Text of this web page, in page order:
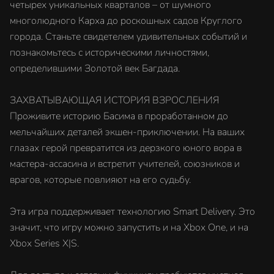
четырех уникальных кварталов – от шумного
многолюдного Карха до роскошных садов Круглого
города. Станьте свидетелем удивительных событий и
познакомьтесь с историческими личностями,
определившими Золотой век Багдада.
ЗАХВАТЫВАЮЩАЯ ИСТОРИЯ ВЗРОСЛЕНИЯ
Проживите историю Басима в проработанном до
мельчайших деталей экшен-приключении. На ваших
глазах герой превратится из дерзкого юного вора в
мастера-ассасина и встретит учителей, союзников и
врагов, которые повлияют на его судьбу.
Эта игра поддерживает технологию Smart Delivery. Это
значит, что игру можно запустить и на Xbox One, и на
Xbox Series X|S.